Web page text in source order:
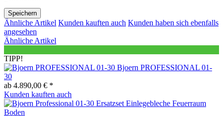
Speichern
Ähnliche Artikel Kunden kauften auch Kunden haben sich ebenfalls
angesehen
Ähnliche Artikel
TIPP!
Bjoern PROFESSIONAL 01-
30
ab 4.890,00 € *
Kunden kauften auch